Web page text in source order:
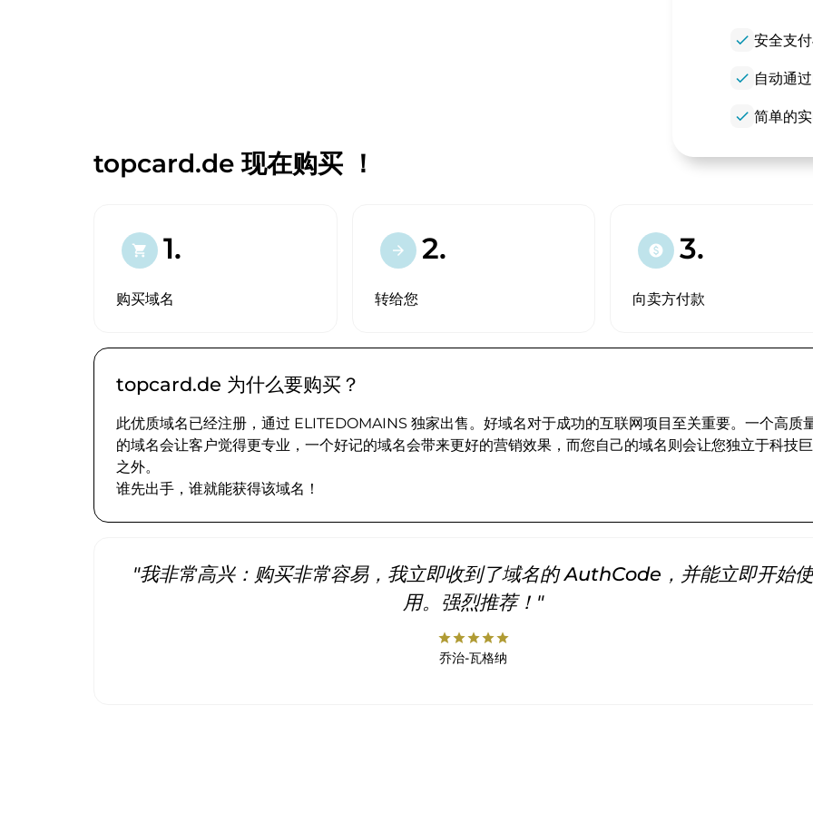
check 安全支
check 自动通
check 简单的
topcard.de 现在购买 ！
shopping_cart 1.
购买域名
arrow_forward 2.
转给您
paid 3.
向卖方付款
topcard.de 为什么要购买？
此优质域名已经注册，通过 ELITEDOMAINS 独家出售。好域名对于成功的互联网项目至关重要。一个高质
的域名会让客户觉得更专业，一个好记的域名会带来更好的营销效果，而您自己的域名则会让您独立于科技
之外。
谁先出手，谁就能获得该域名！
"我非常高兴：购买非常容易，我立即收到了域名的 AuthCode，并能立即开始
用。强烈推荐！"
starstarstarstarstar
乔治-瓦格纳